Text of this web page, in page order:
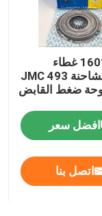
160110014 غطاء
القابض لشاحنة JMC 493
افضل سعر
اتصل بنا